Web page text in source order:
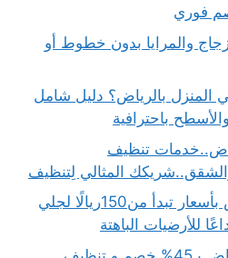
والمرايا بدون خطوط أو
المنزل بالرياض؟ دليل شامل
باحترافية
تنظيف
المثالي لِتنظيف
شركة جلي بلاط بالرياض بأسعار تبدأ من150ريالًا لجلي
للأرضيات الباهتة